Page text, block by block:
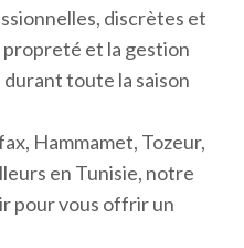
discrètes et
et la gestion
toute la saison
Hammamet, Tozeur,
en Tunisie, notre
pour vous offrir un